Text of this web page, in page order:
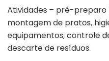
Atividades – pré-
montagem de pratos,
equipamentos; controle
descarte de resíduos.